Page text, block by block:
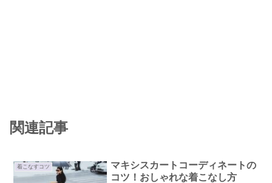
関連記事
着こなすコツ
マキシスカートコーディネートの
コツ！おしゃれな着こなし方